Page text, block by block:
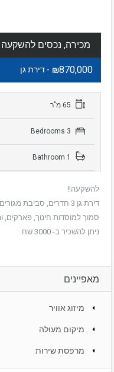
מכירה, נכסים להשקעה
₪870,000 - דירת גן
להשקעה!!
דירת גן 3 חדרים, סביבת מגורים נוחה למגורים,
סמוך למוסדות חינוך, פארקים,
ניתן להשכיר ב- 3000 שח.
מאפיינים
מיזוג אוויר
מיקום מעולה
מרפסת שירות